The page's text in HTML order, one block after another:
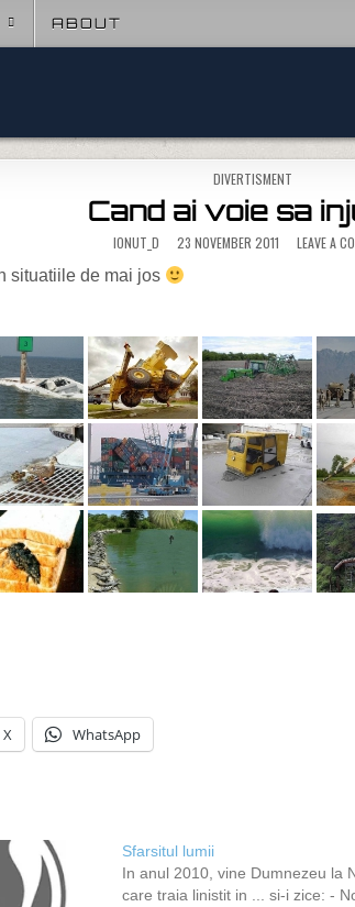
ABOUT
POSTED IN
DIVERTISMENT
Cand ai voie sa
IONUT_D 23 NOVEMBER 2011 LEAVE A
situatiile de mai jos
X WhatsApp
Sfarsitul lumii
In anul 2010, vine Dumnezeu la
care traia linistit in ... si-i zice: -